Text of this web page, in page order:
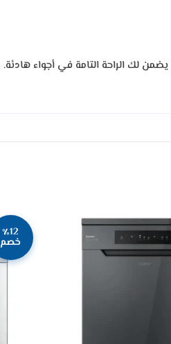
لك الراحة التامة في أجواء هادئة.
٪12
خصم